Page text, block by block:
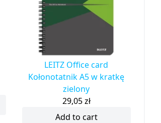
LEITZ Office card
Kołonotatnik A5 w kratkę
zielony
29,05zł
Add to cart